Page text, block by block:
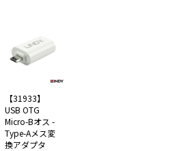
【31933】
USB OTG
Micro-Bオス -
Type-Aメス変
換アダプタ